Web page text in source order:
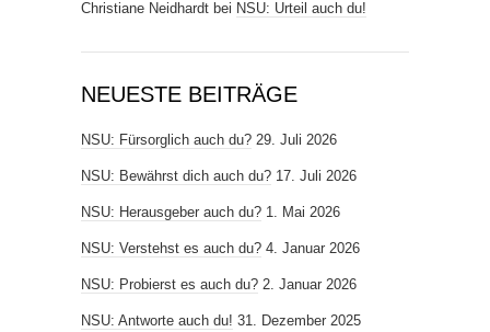
Christiane Neidhardt bei NSU: Urteil auch du!
NEUESTE BEITRÄGE
NSU: Fürsorglich auch du? 29. Juli 2026
NSU: Bewährst dich auch du? 17. Juli 2026
NSU: Herausgeber auch du? 1. Mai 2026
NSU: Verstehst es auch du? 4. Januar 2026
NSU: Probierst es auch du? 2. Januar 2026
NSU: Antworte auch du! 31. Dezember 2025